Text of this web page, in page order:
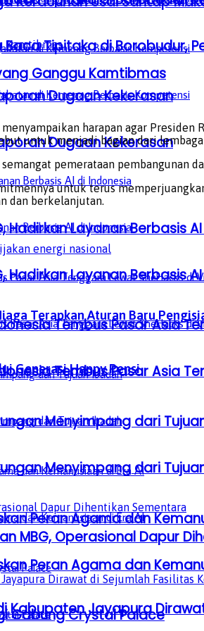
Dugaan Kekerasan
Layanan Berbasis
Tembus Pasar Asia
Menyimpang dari
Peran Agama dan
Gabung Crystal Palace
Tipitaka di Borobudur,
Dugaan Kekerasan
Layanan Berbasis
Tembus Pasar Asia
Menyimpang dari
Peran Agama dan
Ganggu Kamtibmas
harapan agar Presiden
untuk menjadi bagian dari
pemerataan pembangunan
untuk terus
dan berkelanjutan.
energi nasional
Terapkan Aturan Baru
Generasi Happy Pensi
MBG, Operasional Dapur
Kabupaten Jayapura